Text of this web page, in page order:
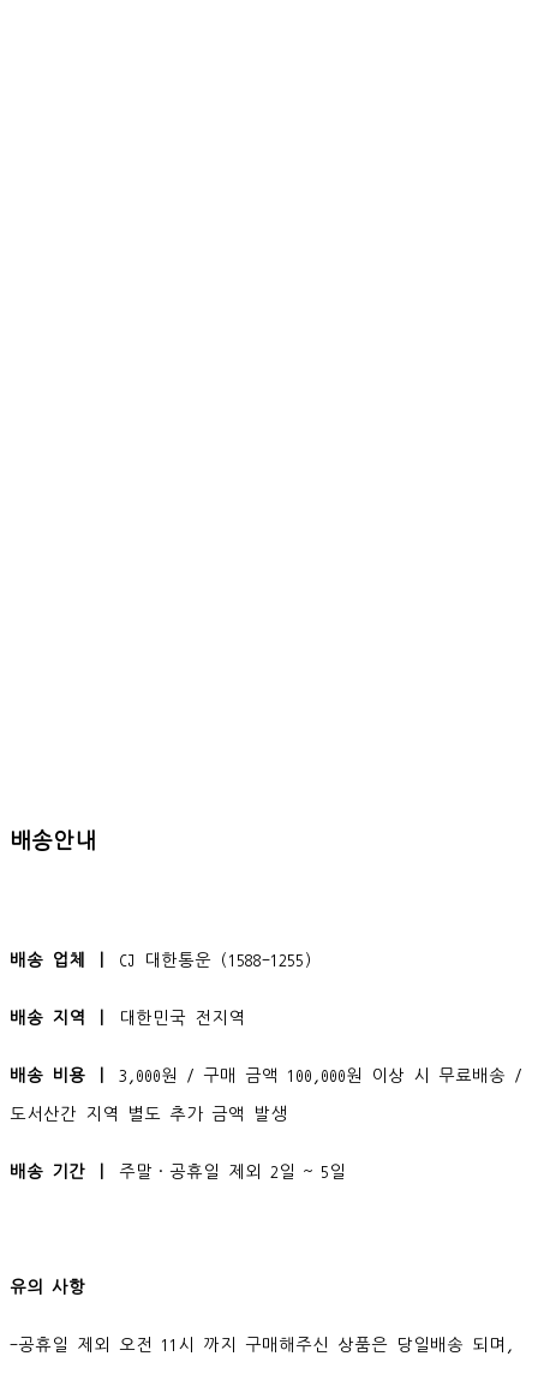
배송안내
배송 업체 ㅣ CJ 대한통운 (1588-1255)
배송 지역 ㅣ 대한민국 전지역
배송 비용 ㅣ 3,000원 / 구매 금액 100,000원 이상 시 무료배송 /
도서산간 지역 별도 추가 금액 발생
배송 기간 ㅣ 주말·공휴일 제외 2일 ~ 5일
유의 사항
-공휴일 제외 오전 11시 까지 구매해주신 상품은 당일배송 되며,